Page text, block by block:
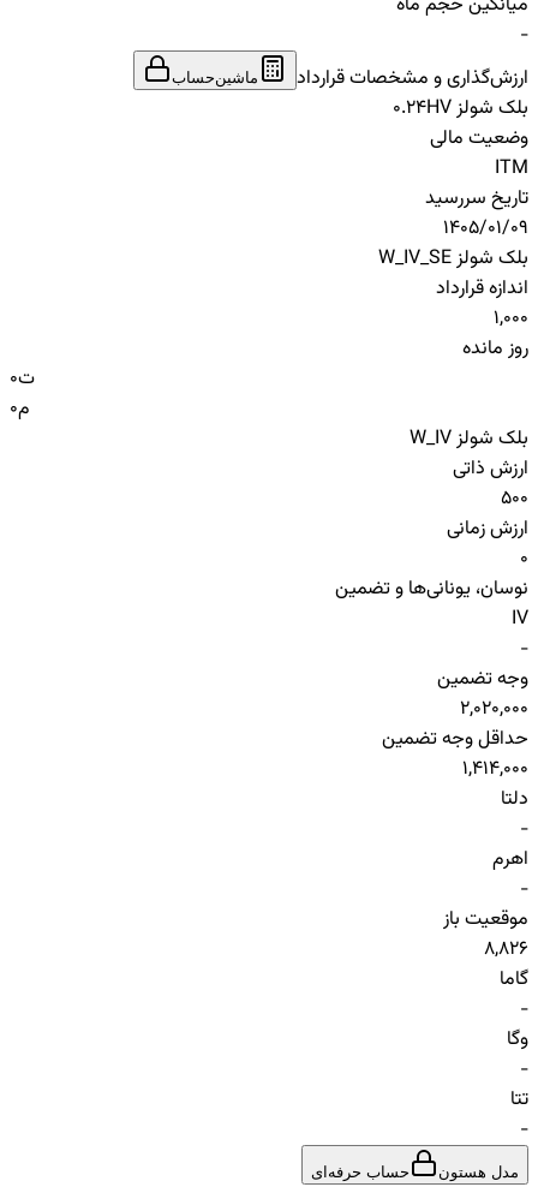
-
ارزش‌گذاری و مشخصات قرارداد
ماشین‌حساب
بلک شولز HV
0.24
وضعیت مالی
ITM
تاریخ سررسید
1405/01/09
بلک شولز W_IV_SE
اندازه قرارداد
1,000
روز مانده
0ت
0م
بلک شولز W_IV
ارزش ذاتی
500
ارزش زمانی
0
نوسان، یونانی‌ها و تضمین
IV
-
وجه تضمین
2,020,000
حداقل وجه تضمین
1,414,000
دلتا
-
اهرم
-
موقعیت باز
8,826
گاما
-
وگا
-
تتا
-
مدل هستون حساب حرفه‌ای